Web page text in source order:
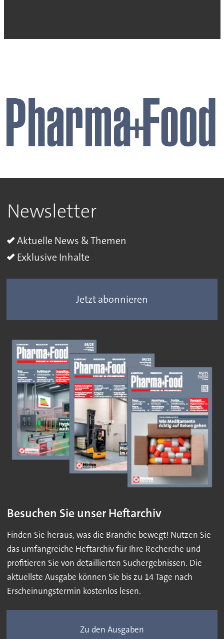
Newsletter
Aktuelle News & Themen
Exklusive Inhalte
Jetzt abonnieren
Besuchen Sie unser Heftarchiv
Finden Sie heraus, was die Branche bewegt! Nutzen Sie
das umfangreiche Heftarchiv für Ihre Recherche und
profitieren Sie von detaillierten Suchergebnissen. Die
aktuellste Ausgabe können Sie bis zu 14 Tage nach
Erscheinungstermin kostenlos lesen.
Zu den Ausgaben